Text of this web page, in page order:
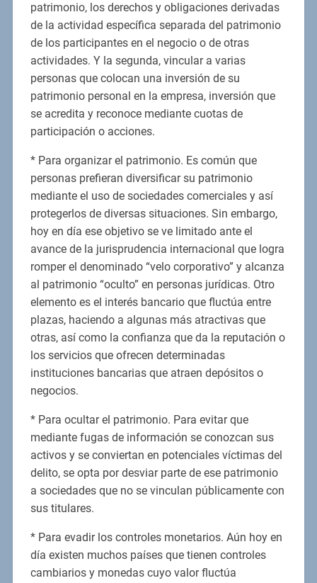
patrimonio, los derechos y obligaciones derivadas
de la actividad específica separada del patrimonio
de los participantes en el negocio o de otras
actividades. Y la segunda, vincular a varias
personas que colocan una inversión de su
patrimonio personal en la empresa, inversión que
se acredita y reconoce mediante cuotas de
participación o acciones.
* Para organizar el patrimonio. Es común que
personas prefieran diversificar su patrimonio
mediante el uso de sociedades comerciales y así
protegerlos de diversas situaciones. Sin embargo,
hoy en día ese objetivo se ve limitado ante el
avance de la jurisprudencia internacional que logra
romper el denominado “velo corporativo” y alcanza
al patrimonio “oculto” en personas jurídicas. Otro
elemento es el interés bancario que fluctúa entre
plazas, haciendo a algunas más atractivas que
otras, así como la confianza que da la reputación o
los servicios que ofrecen determinadas
instituciones bancarias que atraen depósitos o
negocios.
* Para ocultar el patrimonio. Para evitar que
mediante fugas de información se conozcan sus
activos y se conviertan en potenciales víctimas del
delito, se opta por desviar parte de ese patrimonio
a sociedades que no se vinculan públicamente con
sus titulares.
* Para evadir los controles monetarios. Aún hoy en
día existen muchos países que tienen controles
cambiarios y monedas cuyo valor fluctúa